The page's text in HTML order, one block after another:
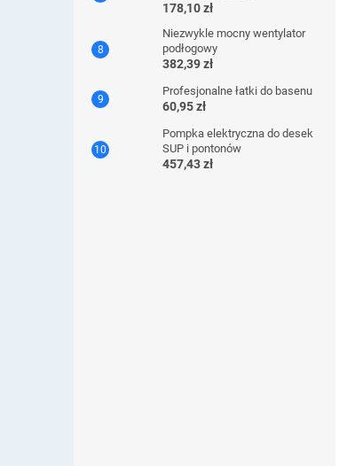
178,10 zł
Niezwykle mocny wentylator
podłogowy
382,39 zł
Profesjonalne łatki do basenu
60,95 zł
Pompka elektryczna do desek
SUP i pontonów
457,43 zł